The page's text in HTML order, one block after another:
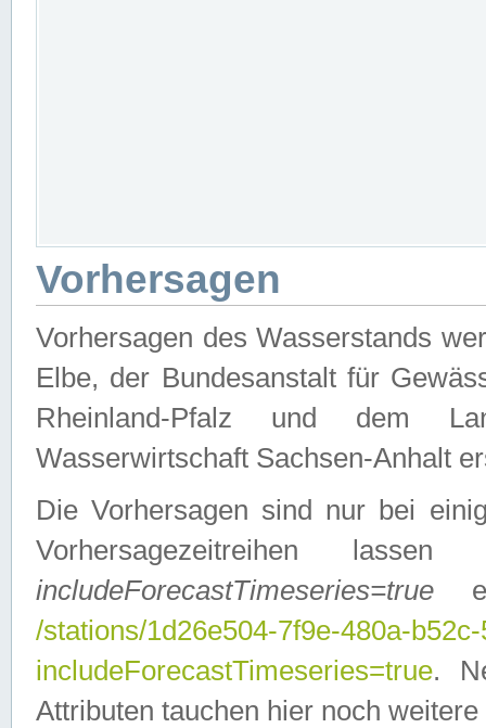
Vorhersagen
Vorhersagen des Wasserstands
Elbe, der Bundesanstalt für
Rheinland-Pfalz und dem
Wasserwirtschaft Sachsen-Anhalt
Die Vorhersagen sind nur bei
Vorhersagezeitreihen
includeForecastTimeseries=true
/stations/1d26e504-7f9e-480a-
includeForecastTimeseries=true.
Attributen tauchen hier noch weitere